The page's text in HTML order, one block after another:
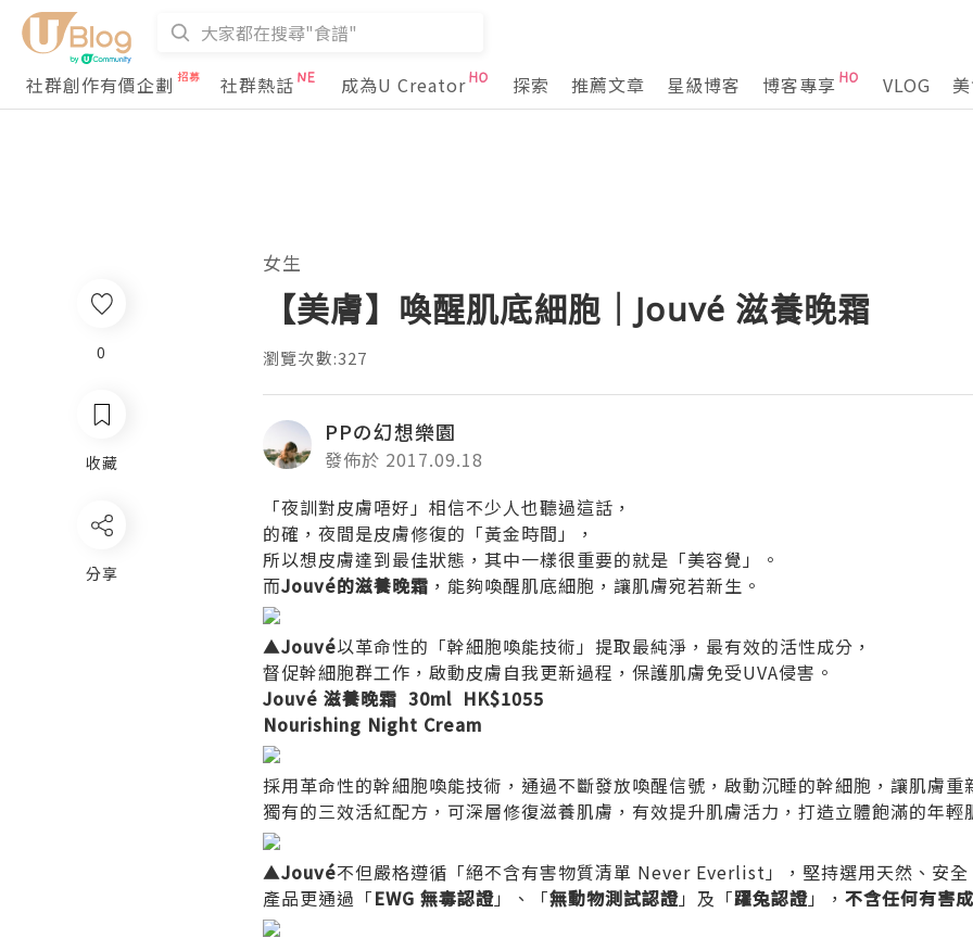
社群創作有價企劃
社群熱話 成為U Creator 探索 推薦文章 星級博客 博客專享 VLOG
女生
【美膚】喚醒肌底細胞｜Jouvé 滋養晚霜
瀏覽次數:327
PPの幻想樂園
發佈於 2017.09.18
「夜訓對皮膚唔好」相信不少人也聽過這話，
的確，夜間是皮膚修復的「黃金時間」，
所以想皮膚達到最佳狀態，其中一樣很重要的就是「美容覺」。
而Jouvé的滋養晚霜 ，能夠喚醒肌底細胞，讓肌膚宛若新生。
▲Jouvé以革命性的「幹細胞喚能技術」提取最純淨，最有效的活性成分，
督促幹細胞群工作，啟動皮膚自我更新過程，保護肌膚免受UVA侵害。
Jouvé 滋養晚霜 30ml HK$1055
Nourishing Night Cream
採用革命性的幹細胞喚能技術，通過不斷發放喚醒信號，啟動沉睡的幹細胞，讓肌膚重
獨有的三效活紅配方，可深層修復滋養肌膚，有效提升肌膚活力，打造立體飽滿的年輕
▲Jouvé不但嚴格遵循「絕不含有害物質清單 Never Everlist」，堅持選用天然、安全
產品更通過「EWG 無毒認證」、「無動物測試認證」及「躍兔認證」， 不含任何有害
0
收藏
分享